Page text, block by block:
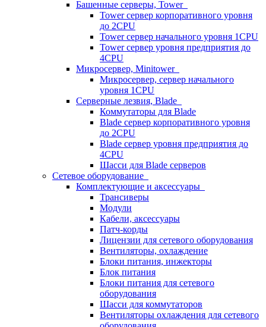
Башенные серверы, Tower
Tower сервер корпоративного уровня
до 2CPU
Tower сервер начального уровня 1CPU
Tower сервер уровня предприятия до
4CPU
Микросервер, Minitower
Микросервер, сервер начального
уровня 1CPU
Серверные лезвия, Blade
Коммутаторы для Blade
Blade сервер корпоративного уровня
до 2CPU
Blade сервер уровня предприятия до
4CPU
Шасси для Blade серверов
Сетевое оборудование
Комплектующие и аксессуары
Трансиверы
Модули
Кабели, аксессуары
Патч-корды
Лицензии для сетевого оборудования
Вентиляторы, охлаждение
Блоки питания, инжекторы
Блок питания
Блоки питания для сетевого
оборудования
Шасси для коммутаторов
Вентиляторы охлаждения для сетевого